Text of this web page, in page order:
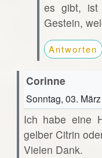
es gibt, ist
Gestein,
Antworten
Corinne
Sonntag, 03.
Ich habe eine
gelber Citrin
Vielen Dank.